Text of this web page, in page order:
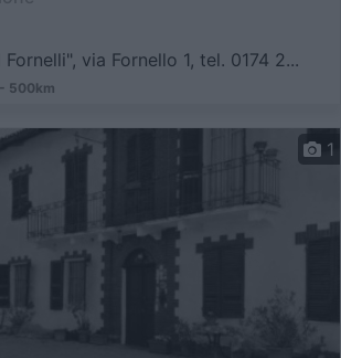
via Fornello 1, tel. 0174 2...
500km
1